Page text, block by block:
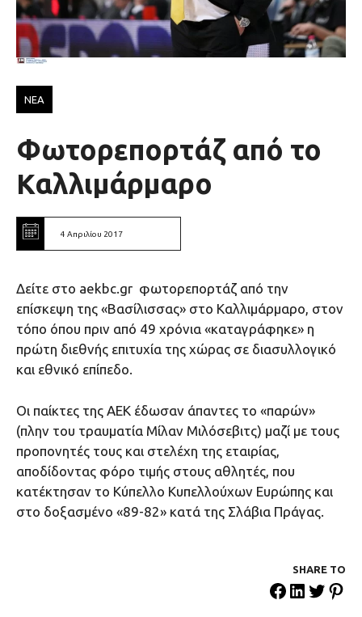
ΝΕΑ
Φωτορεπορτάζ από το
Καλλιμάρμαρο
4 Απριλίου 2017
Δείτε στο aekbc.gr φωτορεπορτάζ από την
επίσκεψη της «Βασίλισσας» στο Καλλιμάρμαρο, στον
τόπο όπου πριν από 49 χρόνια «καταγράφηκε» η
πρώτη διεθνής επιτυχία της χώρας σε διασυλλογικό
και εθνικό επίπεδο.
Οι παίκτες της ΑΕΚ έδωσαν άπαντες το «παρών»
(πλην του τραυματία Μίλαν Μιλόσεβιτς) μαζί με τους
προπονητές τους και στελέχη της εταιρίας,
αποδίδοντας φόρο τιμής στους αθλητές, που
κατέκτησαν το Κύπελλο Κυπελλούχων Ευρώπης και
στο δοξασμένο «89-82» κατά της Σλάβια Πράγας.
SHARE ΤΟ